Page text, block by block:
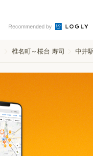
Recommended by
椎名町～桜台 寿司 中井